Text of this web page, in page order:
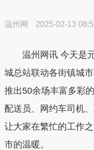
温州网 2025-02-13
温州网讯 今天是元
城总站联动各街镇城
推出50余场丰富多彩
配送员、网约车司机
让大家在繁忙的工作
市的温暖。